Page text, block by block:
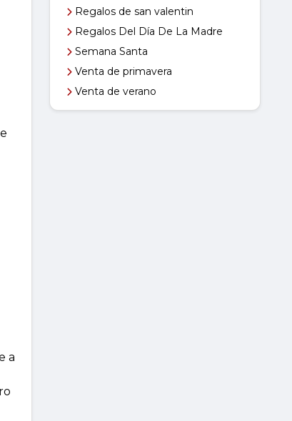
a
Regalos de san valentin
Regalos Del Día De La Madre
Semana Santa
Venta de primavera
Venta de verano